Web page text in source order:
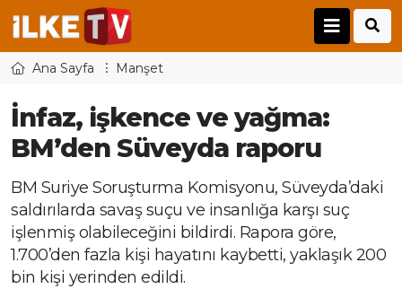
Ana Sayfa Manşet
İnfaz, işkence ve yağma:
BM’den Süveyda raporu
BM Suriye Soruşturma Komisyonu, Süveyda’daki
saldırılarda savaş suçu ve insanlığa karşı suç
işlenmiş olabileceğini bildirdi. Rapora göre,
1.700’den fazla kişi hayatını kaybetti, yaklaşık 200
bin kişi yerinden edildi.